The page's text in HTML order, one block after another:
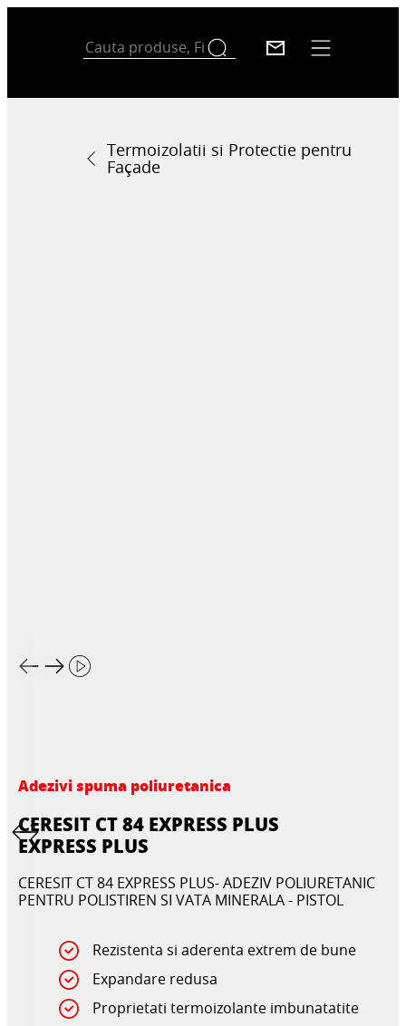
Termoizolatii si Protectie pentru
Façade
Adezivi spuma poliuretanica
CERESIT CT 84 EXPRESS PLUS
EXPRESS PLUS
CERESIT CT 84 EXPRESS PLUS- ADEZIV POLIURETANIC
PENTRU POLISTIREN SI VATA MINERALA - PISTOL
Rezistenta si aderenta extrem de bune
Expandare redusa
Proprietati termoizolante imbunatatite